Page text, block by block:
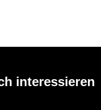
interessieren